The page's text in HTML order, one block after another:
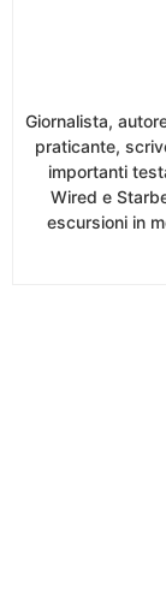
Giornalista,
praticante,
importanti
Wired e
escursioni in